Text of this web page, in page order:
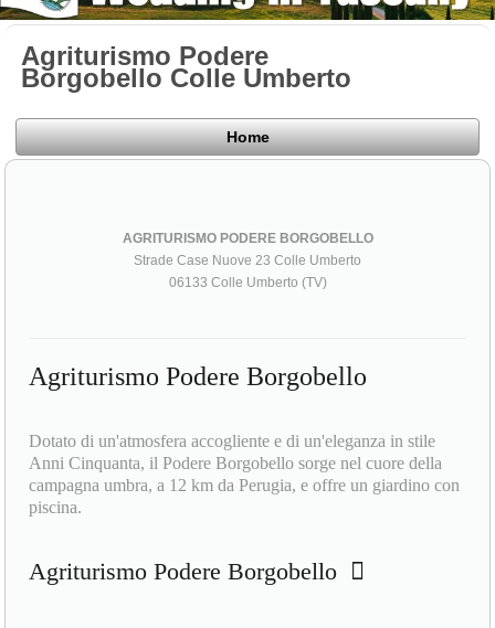
Agriturismo Podere
Borgobello Colle Umberto
Home
AGRITURISMO PODERE BORGOBELLO
Strade Case Nuove 23 Colle Umberto
06133 Colle Umberto (TV)
Agriturismo Podere Borgobello
Dotato di un'atmosfera accogliente e di un'eleganza in stile
Anni Cinquanta, il Podere Borgobello sorge nel cuore della
campagna umbra, a 12 km da Perugia, e offre un giardino con
piscina.
Agriturismo Podere Borgobello